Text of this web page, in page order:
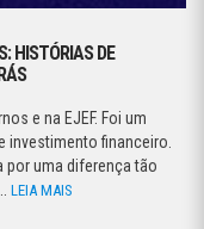
HISTÓRIAS DE
e na EJEF. Foi um
financeiro.
uma diferença tão
LEIA MAIS